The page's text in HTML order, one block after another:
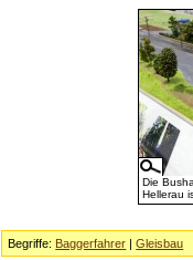
Die
Hellerau
Begriffe: Baggerfahrer |Gleisbau